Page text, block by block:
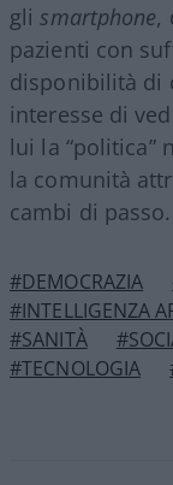
glismartphone,
pazienti con
disponibilità di
interesse di
lui la “politica”
la comunità
cambi di passo.
#DEMOCRAZIA
#INTELLIGENZA
#SANITÀ
#TECNOLOGIA